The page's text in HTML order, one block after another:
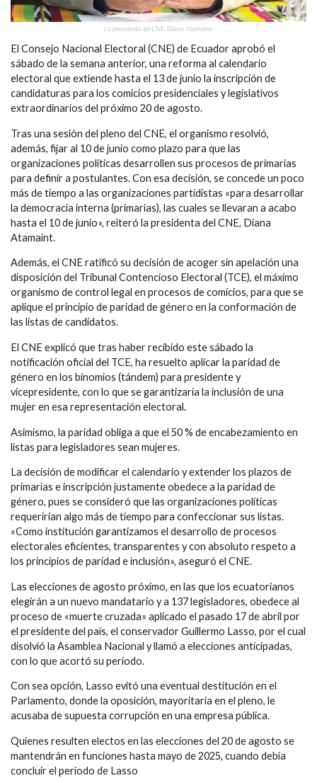
La presidenta del CNE, Diana Atamaint.
El Consejo Nacional Electoral (CNE) de Ecuador aprobó el
sábado de la semana anterior, una reforma al calendario
electoral que extiende hasta el 13 de junio la inscripción de
candidaturas para los comicios presidenciales y legislativos
extraordinarios del próximo 20 de agosto.
Tras una sesión del pleno del CNE, el organismo resolvió,
además, fijar al 10 de junio como plazo para que las
organizaciones políticas desarrollen sus procesos de primarias
para definir a postulantes. Con esa decisión, se concede un poco
más de tiempo a las organizaciones partidistas «para desarrollar
la democracia interna (primarias), las cuales se llevaran a acabo
hasta el 10 de junio», reiteró la presidenta del CNE, Diana
Atamaint.
Además, el CNE ratificó su decisión de acoger sin apelación una
disposición del Tribunal Contencioso Electoral (TCE), el máximo
organismo de control legal en procesos de comicios, para que se
aplique el principio de paridad de género en la conformación de
las listas de candidatos.
El CNE explicó que tras haber recibido este sábado la
notificación oficial del TCE, ha resuelto aplicar la paridad de
género en los binomios (tándem) para presidente y
vicepresidente, con lo que se garantizaría la inclusión de una
mujer en esa representación electoral.
Asimismo, la paridad obliga a que el 50 % de encabezamiento en
listas para legisladores sean mujeres.
La decisión de modificar el calendario y extender los plazos de
primarias e inscripción justamente obedece a la paridad de
género, pues se consideró que las organizaciones políticas
requerirían algo más de tiempo para confeccionar sus listas.
«Como institución garantizamos el desarrollo de procesos
electorales eficientes, transparentes y con absoluto respeto a
los principios de paridad e inclusión», aseguró el CNE.
Las elecciones de agosto próximo, en las que los ecuatorianos
elegirán a un nuevo mandatario y a 137 legisladores, obedece al
proceso de «muerte cruzada» aplicado el pasado 17 de abril por
el presidente del país, el conservador Guillermo Lasso, por el cual
disolvió la Asamblea Nacional y llamó a elecciones anticipadas,
con lo que acortó su periodo.
Con sea opción, Lasso evitó una eventual destitución en el
Parlamento, donde la oposición, mayoritaria en el pleno, le
acusaba de supuesta corrupción en una empresa pública.
Quienes resulten electos en las elecciones del 20 de agosto se
mantendrán en funciones hasta mayo de 2025, cuando debía
concluir el periodo de Lasso